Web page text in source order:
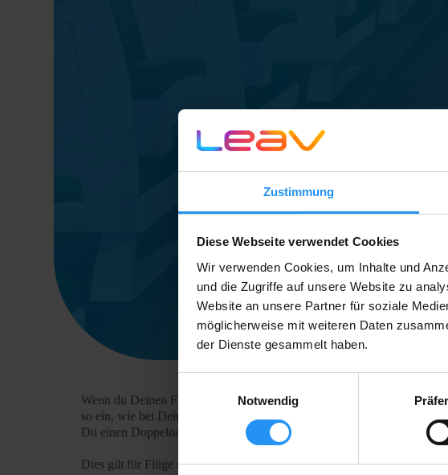
Zustimmung
Diese Webseite verwendet Cookies
Wir verwenden Cookies, um Inhalte und
und die Zugriffe auf unsere Website zu
Website an unsere Partner für soziale
möglicherweise mit weiteren Daten
der Dienste gesammelt haben.
Notwendig